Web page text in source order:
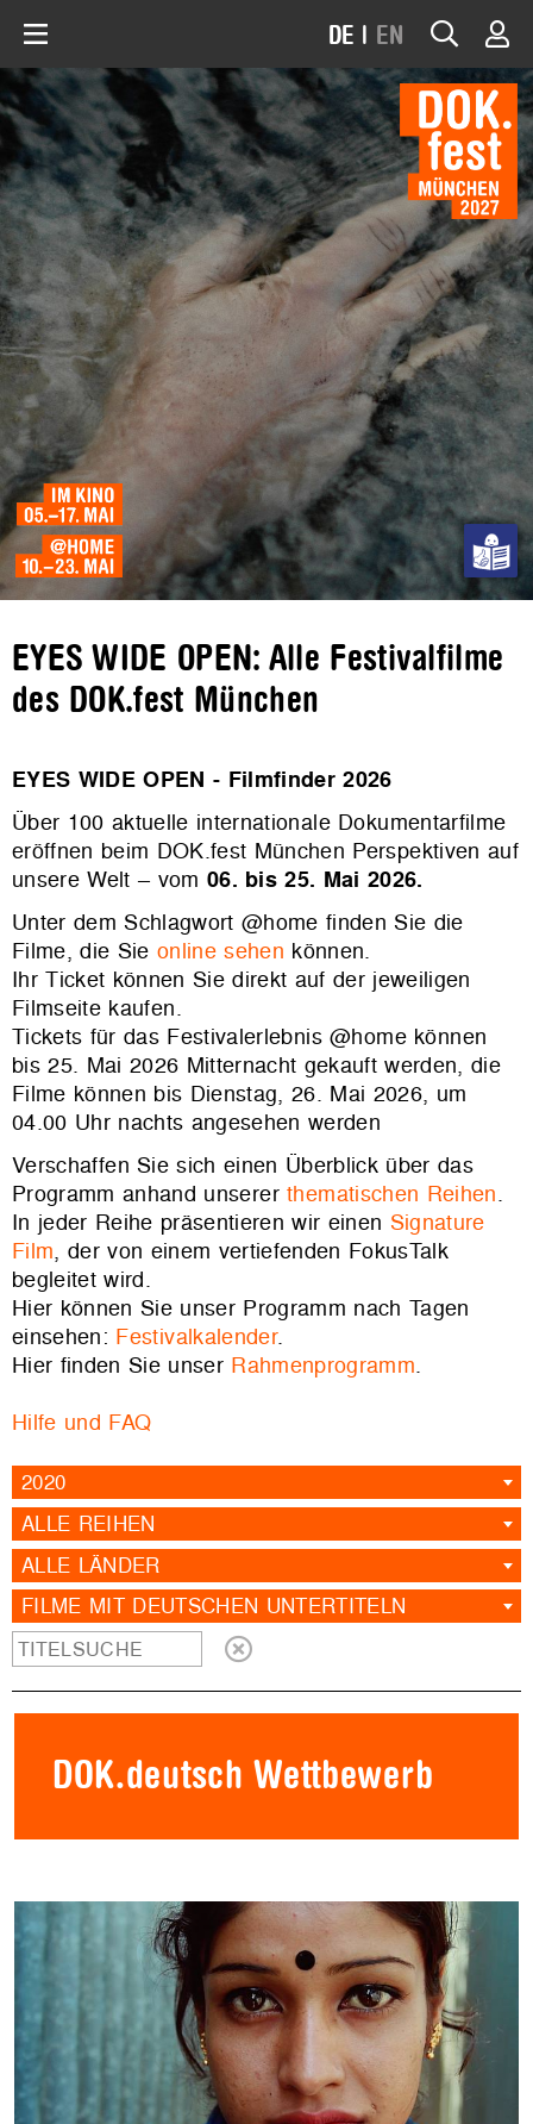
DE | EN
EYES WIDE OPEN: Alle Festivalfilme
des DOK.fest München
EYES WIDE OPEN - Filmfinder 2026
Über 100 aktuelle internationale Dokumentarfilme
eröffnen beim DOK.fest München Perspektiven auf
unsere Welt – vom 06. bis 25. Mai 2026.
Unter dem Schlagwort @home finden Sie die
Filme, die Sie online sehen können.
Ihr Ticket können Sie direkt auf der jeweiligen
Filmseite kaufen.
Tickets für das Festivalerlebnis @home können
bis 25. Mai 2026 Mitternacht gekauft werden, die
Filme können bis Dienstag, 26. Mai 2026, um
04.00 Uhr nachts angesehen werden
Verschaffen Sie sich einen Überblick über das
Programm anhand unsererthematischen Reihen.
In jeder Reihe präsentieren wir einen Signature
Film, der von einem vertiefenden FokusTalk
begleitet wird.
Hier können Sie unser Programm nach Tagen
einsehen: Festivalkalender.
Hier finden Sie unser Rahmenprogramm.
Hilfe und FAQ
2020
ALLE REIHEN
ALLE LÄNDER
FILME MIT DEUTSCHEN UNTERTITELN
DOK.deutsch Wettbewerb